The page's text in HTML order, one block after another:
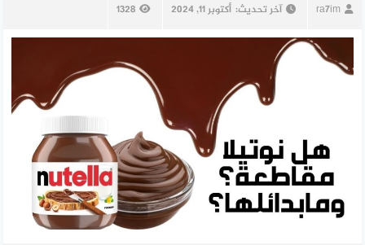
ra7im آخر تحديث: أكتوبر 11, 2024 1328